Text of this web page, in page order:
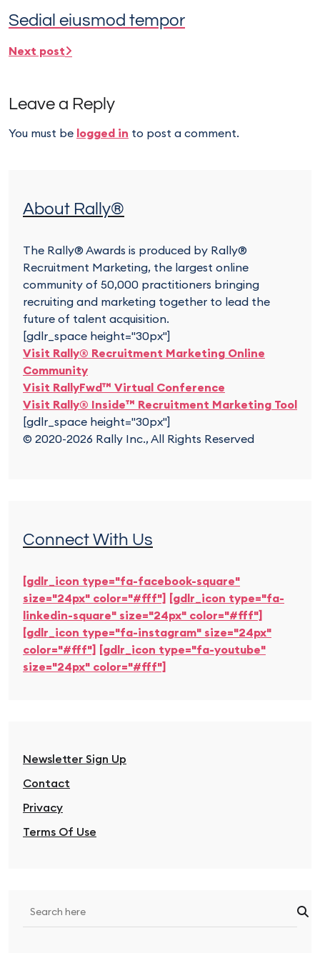
About Rally®
The Rally® Awards is produced by Rally®
Recruitment Marketing, the largest online
community of 50,000 practitioners bringing
recruiting and marketing together to lead the
future of talent acquisition.
[gdlr_space height="30px"]
Visit Rally® Recruitment Marketing Online
Community
Visit RallyFwd™ Virtual Conference
Visit Rally® Inside™ Recruitment Marketing Tool
[gdlr_space height="30px"]
© 2020-2026 Rally Inc., All Rights Reserved
Connect With Us
[gdlr_icon type="fa-facebook-square"
size="24px" color="#fff"] [gdlr_icon type="fa-
linkedin-square" size="24px" color="#fff"]
[gdlr_icon type="fa-instagram" size="24px"
color="#fff"] [gdlr_icon type="fa-youtube"
size="24px" color="#fff"]
Newsletter Sign Up
Contact
Privacy
Terms Of Use
Sedial eiusmod tempor
Next post
Leave a Reply
You must be logged in to post a comment.